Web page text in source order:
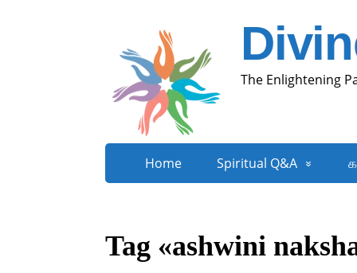
The Enlightening
Home Spiritual Q&A
Tag «ashwini